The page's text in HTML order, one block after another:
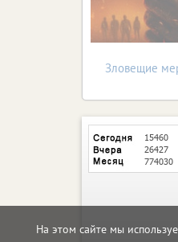
На этом сайте мы
Зловещие